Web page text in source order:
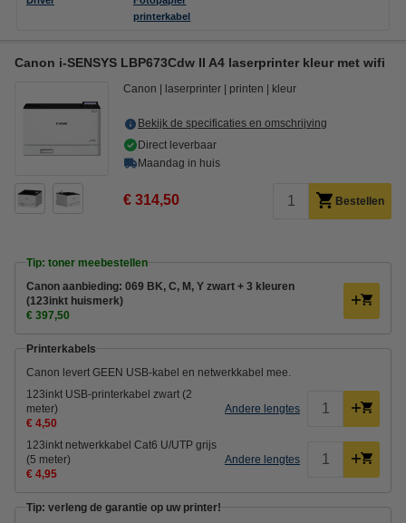
printerkabel
Canon i-SENSYS LBP673Cdw II A4 laserprinter kleur met wifi
Canon laserprinter printen kleur
Bekijk de specificaties en omschrijving
Direct leverbaar
Maandag in huis
€ 314,50 Bestellen
Tip: toner meebestellen
Canon aanbieding: 069 BK, C, M, Y zwart + 3 kleuren
(123inkt huismerk)
€ 397,50
Printerkabels
Canon levert GEEN USB-kabel en netwerkkabel mee.
123inkt USB-printerkabel zwart (2
meter)
€ 4,50
Andere lengtes
123inkt netwerkkabel Cat6 U/UTP grijs
(5 meter)
€ 4,95
Andere lengtes
Tip: verleng de garantie op uw printer!